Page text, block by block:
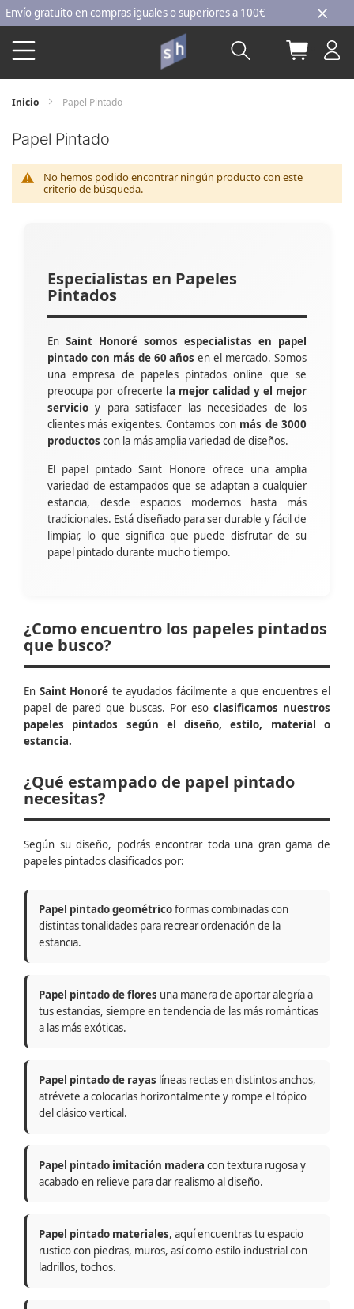
Ir
al
contenido
gratuito en compras iguales o superiores a 100€
Buscar Mi
Inicio Papel Pintado
Papel Pintado
No hemos podido encontrar ningún producto con este
criterio de búsqueda.
Especialistas en Papeles
Pintados
En Saint Honoré somos especialistas en papel
pintado con más de 60 años en el mercado. Somos
una empresa de papeles pintados online que se
preocupa por ofrecerte la mejor calidad y el mejor
servicio y para satisfacer las necesidades de los
clientes más exigentes. Contamos con más de 3000
productos con la más amplia variedad de diseños.
El papel pintado Saint Honore ofrece una amplia
variedad de estampados que se adaptan a cualquier
estancia, desde espacios modernos hasta más
tradicionales. Está diseñado para ser durable y fácil de
limpiar, lo que significa que puede disfrutar de su
papel pintado durante mucho tiempo.
¿Como encuentro los papeles pintados
que busco?
En Saint Honoré te ayudados fácilmente a que encuentres el
papel de pared que buscas. Por eso clasificamos nuestros
papeles pintados según el diseño, estilo, material o
estancia.
¿Qué estampado de papel pintado
necesitas?
Según su diseño, podrás encontrar toda una gran gama de
papeles pintados clasificados por:
Papel pintado geométricoformas combinadas con
distintas tonalidades para recrear ordenación de la
estancia.
Papel pintado de flores una manera de aportar alegría a
tus estancias, siempre en tendencia de las más románticas
a las más exóticas.
Papel pintado de rayas líneas rectas en distintos anchos,
atrévete a colocarlas horizontalmente y rompe el tópico
del clásico vertical.
Papel pintado imitación madera con textura rugosa y
acabado en relieve para dar realismo al diseño.
Papel pintado materiales, aquí encuentras tu espacio
rustico con piedras, muros, así como estilo industrial con
ladrillos, tochos.